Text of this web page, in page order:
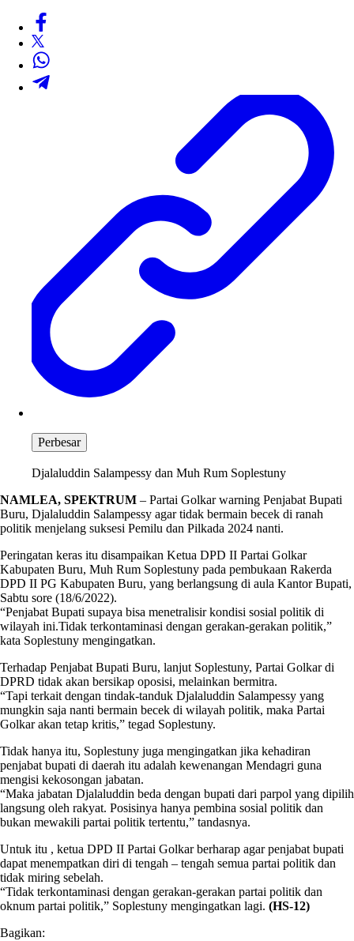
Perbesar
Djalaluddin Salampessy dan Muh Rum Soplestuny
NAMLEA, SPEKTRUM – Partai Golkar warning Penjabat Bupati
Buru, Djalaluddin Salampessy agar tidak bermain becek di ranah
politik menjelang suksesi Pemilu dan Pilkada 2024 nanti.
Peringatan keras itu disampaikan Ketua DPD II Partai Golkar
Kabupaten Buru, Muh Rum Soplestuny pada pembukaan Rakerda
DPD II PG Kabupaten Buru, yang berlangsung di aula Kantor Bupati,
Sabtu sore (18/6/2022).
“Penjabat Bupati supaya bisa menetralisir kondisi sosial politik di
wilayah ini.Tidak terkontaminasi dengan gerakan-gerakan politik,”
kata Soplestuny mengingatkan.
Terhadap Penjabat Bupati Buru, lanjut Soplestuny, Partai Golkar di
DPRD tidak akan bersikap oposisi, melainkan bermitra.
“Tapi terkait dengan tindak-tanduk Djalaluddin Salampessy yang
mungkin saja nanti bermain becek di wilayah politik, maka Partai
Golkar akan tetap kritis,” tegad Soplestuny.
Tidak hanya itu, Soplestuny juga mengingatkan jika kehadiran
penjabat bupati di daerah itu adalah kewenangan Mendagri guna
mengisi kekosongan jabatan.
“Maka jabatan Djalaluddin beda dengan bupati dari parpol yang dipilih
langsung oleh rakyat. Posisinya hanya pembina sosial politik dan
bukan mewakili partai politik tertentu,” tandasnya.
Untuk itu , ketua DPD II Partai Golkar berharap agar penjabat bupati
dapat menempatkan diri di tengah – tengah semua partai politik dan
tidak miring sebelah.
“Tidak terkontaminasi dengan gerakan-gerakan partai politik dan
oknum partai politik,” Soplestuny mengingatkan lagi. (HS-12)
Bagikan: